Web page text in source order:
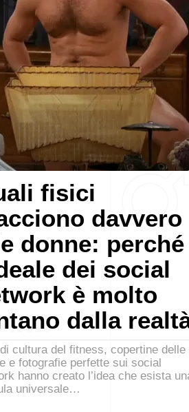
fisici
davvero
donne: perché
dei social
è molto
dalla
cultura del fitness, copertine delle
e fotografie perfette sui social
hanno creato l’idea che esista
universale…